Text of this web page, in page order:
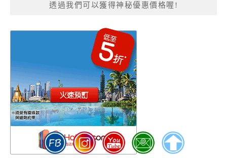
透過我們可以獲得神秘優惠價格喔!